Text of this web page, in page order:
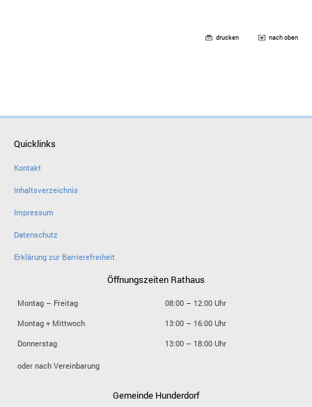
drucken nach oben
Quicklinks
Kontakt
Inhaltsverzeichnis
Impressum
Datenschutz
Erklärung zur Barrierefreiheit
Öffnungszeiten Rathaus
Montag – Freitag
08:00 – 12:00 Uhr
Montag + Mittwoch
13:00 – 16:00 Uhr
Donnerstag
13:00 – 18:00 Uhr
oder nach Vereinbarung
Gemeinde Hunderdorf